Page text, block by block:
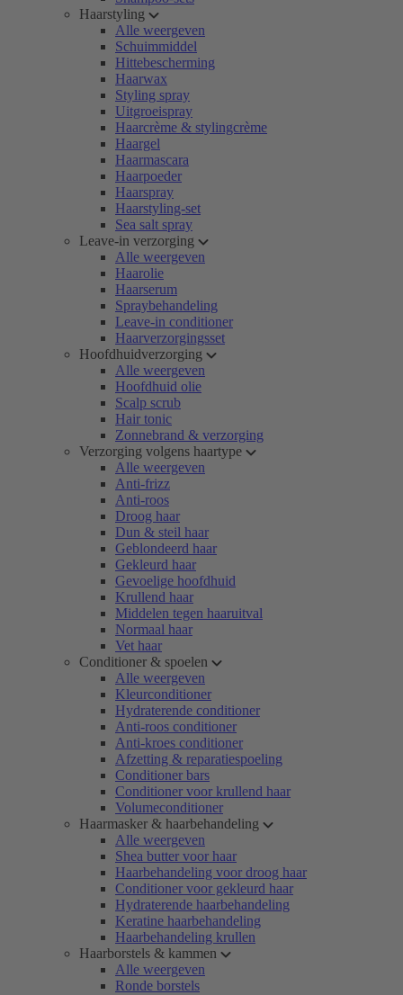
Haarstyling
Alle weergeven
Schuimmiddel
Hittebescherming
Haarwax
Styling spray
Uitgroeispray
Haarcrème & stylingcrème
Haargel
Haarmascara
Haarpoeder
Haarspray
Haarstyling-set
Sea salt spray
Leave-in verzorging
Alle weergeven
Haarolie
Haarserum
Spraybehandeling
Leave-in conditioner
Haarverzorgingsset
Hoofdhuidverzorging
Alle weergeven
Hoofdhuid olie
Scalp scrub
Hair tonic
Zonnebrand & verzorging
Verzorging volgens haartype
Alle weergeven
Anti-frizz
Anti-roos
Droog haar
Dun & steil haar
Geblondeerd haar
Gekleurd haar
Gevoelige hoofdhuid
Krullend haar
Middelen tegen haaruitval
Normaal haar
Vet haar
Conditioner & spoelen
Alle weergeven
Kleurconditioner
Hydraterende conditioner
Anti-roos conditioner
Anti-kroes conditioner
Afzetting & reparatiespoeling
Conditioner bars
Conditioner voor krullend haar
Volumeconditioner
Haarmasker & haarbehandeling
Alle weergeven
Shea butter voor haar
Haarbehandeling voor droog haar
Conditioner voor gekleurd haar
Hydraterende haarbehandeling
Keratine haarbehandeling
Haarbehandeling krullen
Haarborstels & kammen
Alle weergeven
Ronde borstels